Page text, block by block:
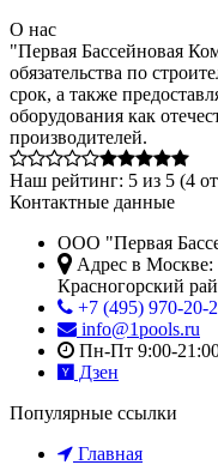
О нас
"Первая Бассейновая
обязательства по
срок, а также
оборудования как
производителей.
Наш рейтинг: 5 из 5 (4
Контактные данные
ООО "Первая
Адрес в Москве:
Красногорский
+7 (495) 970-20-
info@1pools.ru
Пн-Пт 9:00-
Дзен
Популярные ссылки
Главная